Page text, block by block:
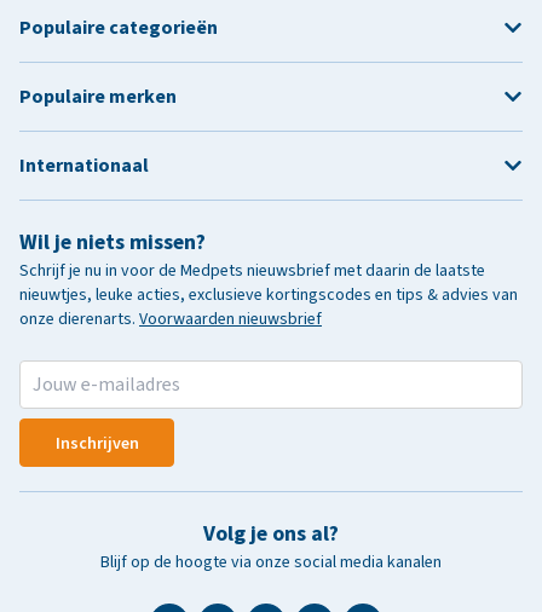
Wil je niets missen?
Schrijf je nu in voor de Medpets nieuwsbrief met daarin de laatste
nieuwtjes, leuke acties, exclusieve kortingscodes en tips & advies van
onze dierenarts. Voorwaarden nieuwsbrief
Inschrijven
Volg je ons al?
Blijf op de hoogte via onze social media kanalen
Populaire categorieën
Populaire merken
Internationaal